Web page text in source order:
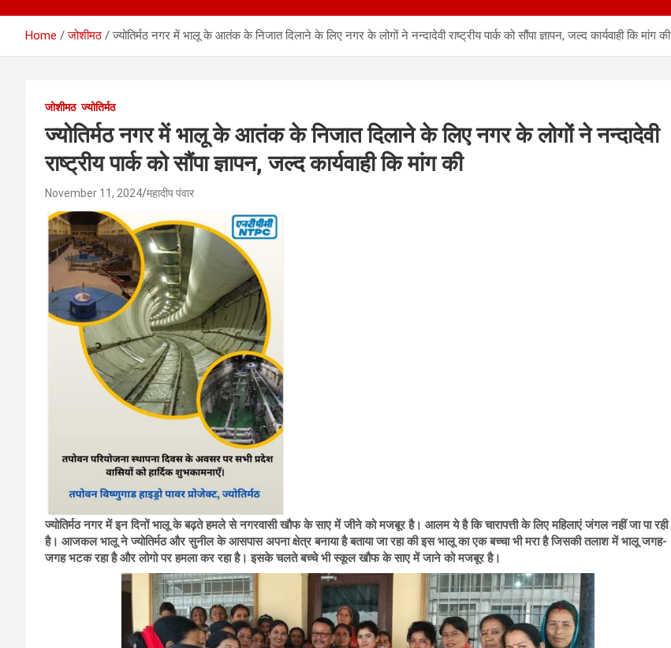
Home जोशीमठ ज्योतिर्मठ नगर में भालू के आतंक के निजात दिलाने के लिए नगर के लोगों ने नन्दादेवी राष्ट्रीय पार्क को सौंपा ज्ञापन, जल्द कार्यवाही कि मांग की
जोशीमठ ज्योतिर्मठ
ज्योतिर्मठ नगर में भालू के आतंक के निजात दिलाने के लिए नगर के लोगों ने नन्दादेवी
राष्ट्रीय पार्क को सौंपा ज्ञापन, जल्द कार्यवाही कि मांग की
November 11, 2024 महादीप पंवार
ज्योतिर्मठ नगर में इन दिनों भालू के बढ़ते हमले से नगरवासी खौफ के साए में जीने को मजबूर है। आलम ये है कि चारापत्ती के लिए महिलाएं जंगल नहीं जा पा रही
है। आजकल भालू ने ज्योतिर्मठ और सुनील के आसपास अपना क्षेत्र बनाया है बताया जा रहा की इस भालू का एक बच्चा भी मरा है जिसकी तलाश में भालू जगह-
जगह भटक रहा है और लोगो पर हमला कर रहा है। इसके चलते बच्चे भी स्कूल खौफ के साए में जाने को मजबूर है।